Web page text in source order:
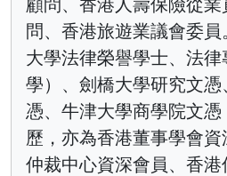
顧問、香港人壽保險從
問、香港旅遊業議會委
大學法律榮譽學士、法
學）、劍橋大學研究文
憑、牛津大學商學院文
歷，亦為香港董事學會
仲裁中心資深會員、香